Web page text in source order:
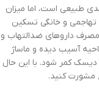
طبیعی است، اما میزان
و خانگی تسکین
مصرف داروهای ضدالتهاب و
آسیب دیده و ماساژ
کمر شود. با این حال
مشورت کنید.